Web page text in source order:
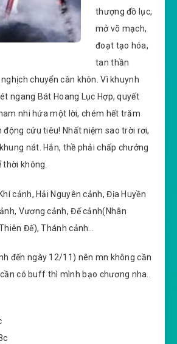
thượng đồ lục,
mở võ mạch,
đoạt tạo hóa,
tan thần
chuyển càn khôn. Vì khuynh
ngang Bát Hoang Lục Hợp, quyết
nhi hứa một lời, chém hết trăm
động cửu tiêu! Nhất niệm sao trời rơi,
nát. Hắn, thề phải chấp chưởng
không.
cảnh, Hải Nguyên cảnh, Địa Huyền
Vương cảnh, Đế cảnh(Nhân
Đế), Thánh cảnh…
đến ngày 12/11) nên mn không cần
có buff thì mình bạo chương nha..